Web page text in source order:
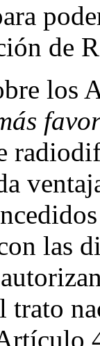
de
los
las
trato